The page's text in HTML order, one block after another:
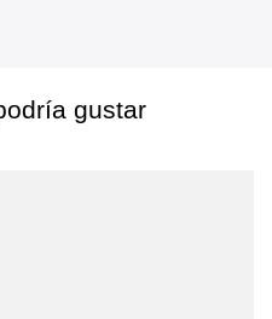
gustar